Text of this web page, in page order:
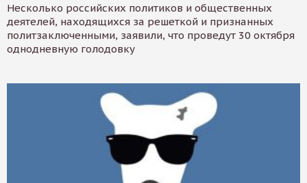
Несколько российских политиков и общественных
деятелей, находящихся за решеткой и признанных
политзаключенными, заявили, что проведут 30 октября
однодневную голодовку